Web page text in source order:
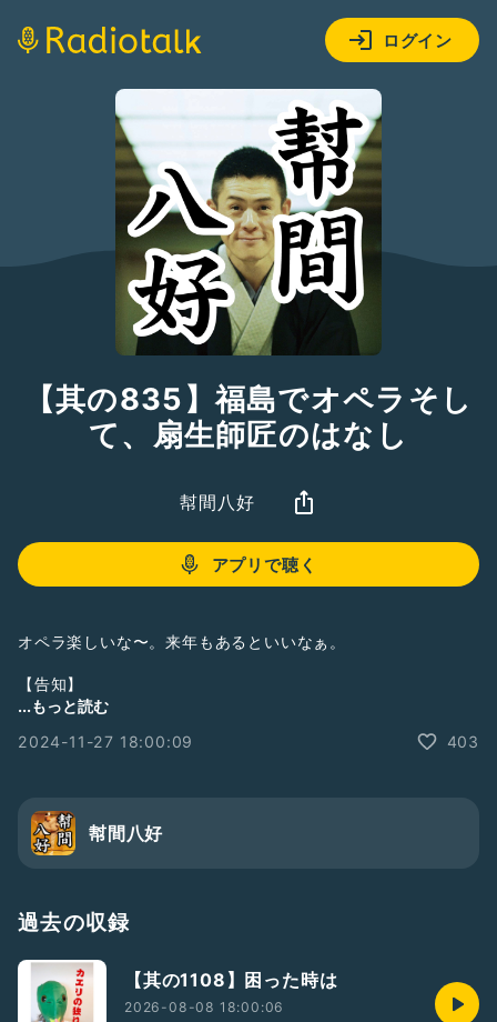
ログイン
【其の835】福島でオペラそし
て、扇生師匠のはなし
幇間八好
アプリで聴く
オペラ楽しいな〜。来年もあるといいなぁ。
【告知】
★寄席出演情報
順次報告させて頂きます。
https://youtu.be/Dz12f6opj_I
https://youtu.be/LoYeuVlQZ0Y
...もっと読む
2024-11-27 18:00:09
403
幇間八好
過去の収録
【其の1108】困った時は
2026-08-08 18:00:06